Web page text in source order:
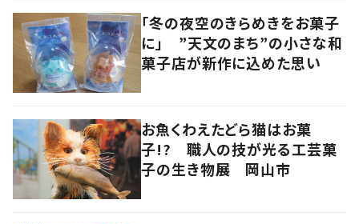
「冬の夜空のきらめきをお菓子
に」 ”天文のまち”の小さな和
菓子店が新作に込めた思い
お魚くわえたどら猫はお菓
子!? 職人の技が光る工芸菓
子の生き物展 岡山市